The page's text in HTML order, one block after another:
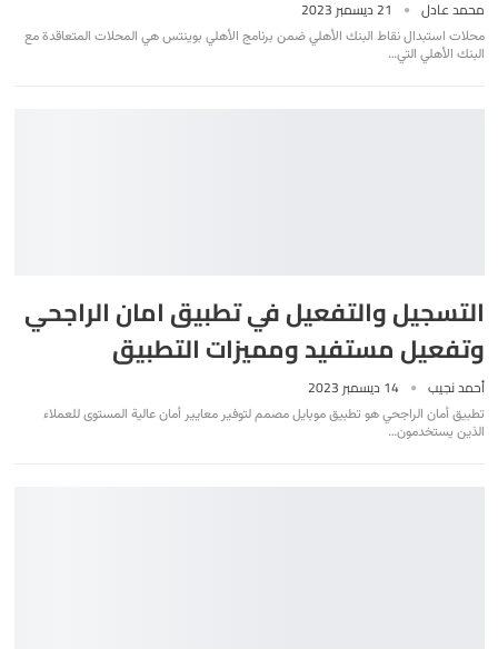
محمد عادل 21 ديسمبر 2023
محلات استبدال نقاط البنك الأهلي ضمن برنامج الأهلي بوينتس هي المحلات المتعاقدة مع
البنك الأهلي التي…
التسجيل والتفعيل في تطبيق امان الراجحي
وتفعيل مستفيد ومميزات التطبيق
أحمد نجيب 14 ديسمبر 2023
تطبيق أمان الراجحي هو تطبيق موبايل مصمم لتوفير معايير أمان عالية المستوى للعملاء
الذين يستخدمون…